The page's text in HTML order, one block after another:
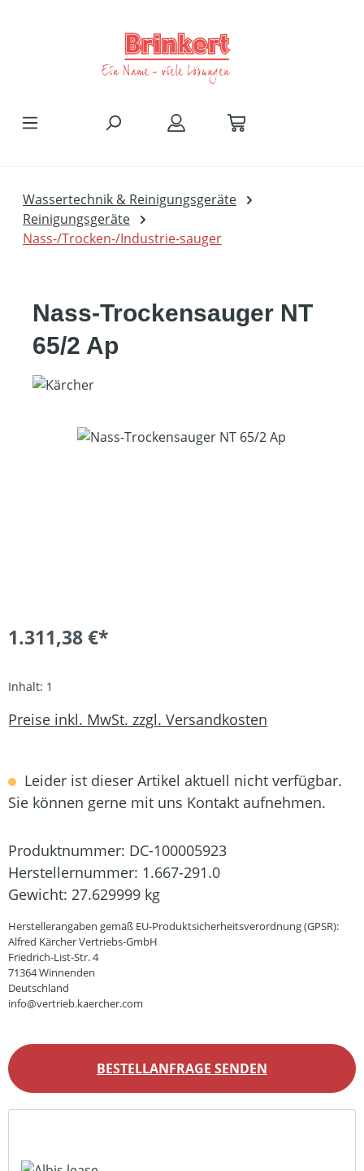
Wassertechnik & Reinigungsgeräte
Reinigungsgeräte
Nass-/Trocken-/Industrie-sauger
Nass-Trockensauger NT
65/2 Ap
Bildergalerie überspringen
1.311,38 €*
Inhalt: 1
Preise inkl. MwSt. zzgl. Versandkosten
Leider ist dieser Artikel aktuell nicht verfügbar.
Sie können gerne mit uns Kontakt aufnehmen.
Produktnummer: DC-100005923
Herstellernummer: 1.667-291.0
Gewicht: 27.629999 kg
Herstellerangaben gemäß EU-Produktsicherheitsverordnung (GPSR):
Alfred Kärcher Vertriebs-GmbH
Friedrich-List-Str. 4
71364 Winnenden
Deutschland
info@vertrieb.kaercher.com
BESTELLANFRAGE SENDEN